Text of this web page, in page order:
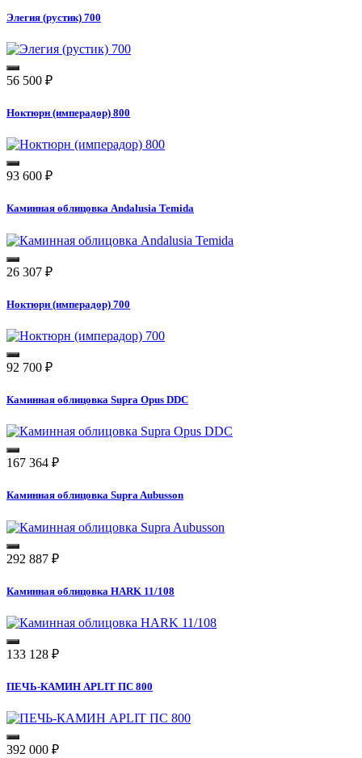
Элегия (рустик) 700
56 500 ₽
Ноктюрн (имперадор) 800
93 600 ₽
Каминная облицовка Andalusia Temida
26 307 ₽
Ноктюрн (имперадор) 700
92 700 ₽
Каминная облицовка Supra Opus DDC
167 364 ₽
Каминная облицовка Supra Aubusson
292 887 ₽
Каминная облицовка HARK 11/108
133 128 ₽
ПЕЧЬ-КАМИН APLIT ПС 800
392 000 ₽